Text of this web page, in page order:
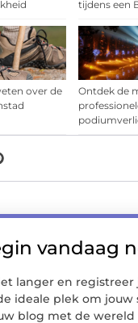
tijdens een
over de
Ontdek de
vandaag
langer en registreer
ideale plek om jouw
blog met de wereld